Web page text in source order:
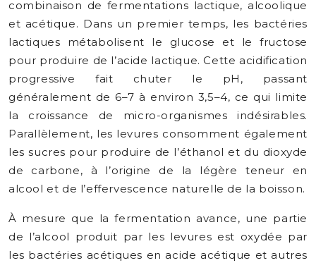
combinaison de fermentations lactique, alcoolique
et acétique. Dans un premier temps, les bactéries
lactiques métabolisent le glucose et le fructose
pour produire de l’acide lactique. Cette acidification
progressive fait chuter le pH, passant
généralement de 6–7 à environ 3,5–4, ce qui limite
la croissance de micro-organismes indésirables.
Parallèlement, les levures consomment également
les sucres pour produire de l’éthanol et du dioxyde
de carbone, à l’origine de la légère teneur en
alcool et de l’effervescence naturelle de la boisson.
À mesure que la fermentation avance, une partie
de l’alcool produit par les levures est oxydée par
les bactéries acétiques en acide acétique et autres